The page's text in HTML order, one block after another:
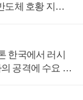
도체 호황 지속
한국에서 러시
공격에 수요 늘